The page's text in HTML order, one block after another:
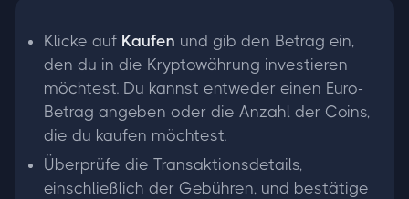
Klicke auf Kaufen und gib den Betrag ein,
den du in die Kryptowährung investieren
möchtest. Du kannst entweder einen Euro-
Betrag angeben oder die Anzahl der Coins,
die du kaufen möchtest.
Überprüfe die Transaktionsdetails,
einschließlich der Gebühren, und bestätige